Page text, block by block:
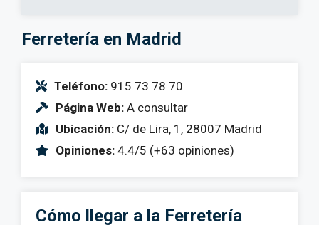
Ferretería en Madrid
Teléfono: 915 73 78 70
Página Web: A consultar
Ubicación: C/ de Lira, 1, 28007 Madrid
Opiniones: 4.4/5 (+63 opiniones)
Cómo llegar a la Ferretería